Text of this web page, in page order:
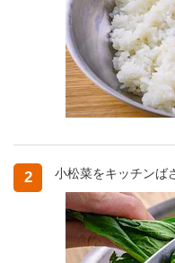
2 小松菜をキッチンば